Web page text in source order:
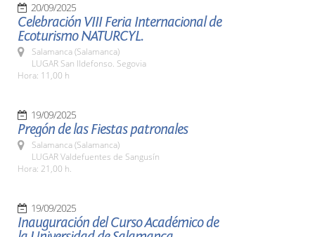
20/09/2025
Celebración VIII Feria Internacional de
Ecoturismo NATURCYL.
Salamanca (Salamanca)
LUGAR San Ildefonso. Segovia
Hora: 11,00 h
19/09/2025
Pregón de las Fiestas patronales
Salamanca (Salamanca)
LUGAR Valdefuentes de Sangusín
Hora: 21,00 h.
19/09/2025
Inauguración del Curso Académico de